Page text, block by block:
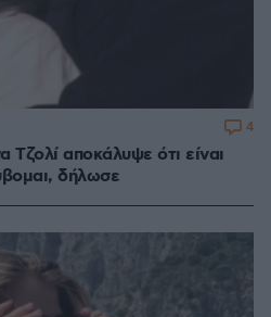
αποκάλυψε ότι είναι
δήλωσε
4